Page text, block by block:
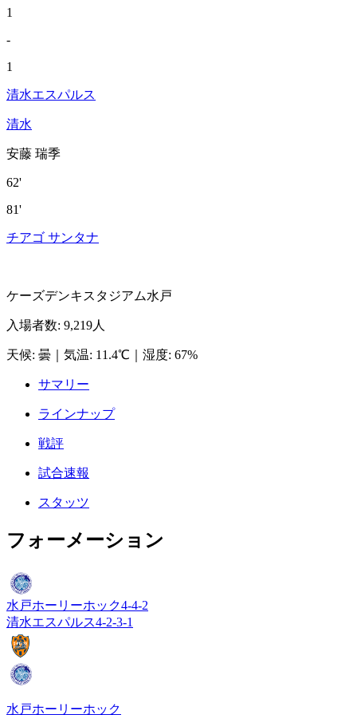
1
-
1
清水エスパルス
清水
安藤 瑞季
62'
81'
チアゴ サンタナ
ケーズデンキスタジアム水戸
入場者数: 9,219人
天候: 曇 気温: 11.4℃ 湿度: 67%
サマリー
ラインナップ
戦評
試合速報
スタッツ
フォーメーション
水戸ホーリーホック4-4-2
清水エスパルス4-2-3-1
水戸ホーリーホック